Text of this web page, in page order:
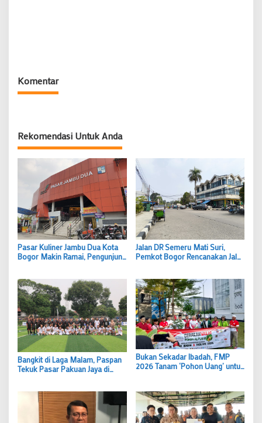
Komentar
Rekomendasi Untuk Anda
Pasar Kuliner Jambu Dua Kota
Bogor Makin Ramai, Pengunjung
Jalan DR Semeru Mati Suri,
Pemkot Bogor Rencanakan Jalur
Bangkit di Laga Malam, Paspan
Tekuk Pasar Pakuan Jaya di
Bukan Sekadar Ibadah, FMP
2026 Tanam ‘Pohon Uang’ untuk